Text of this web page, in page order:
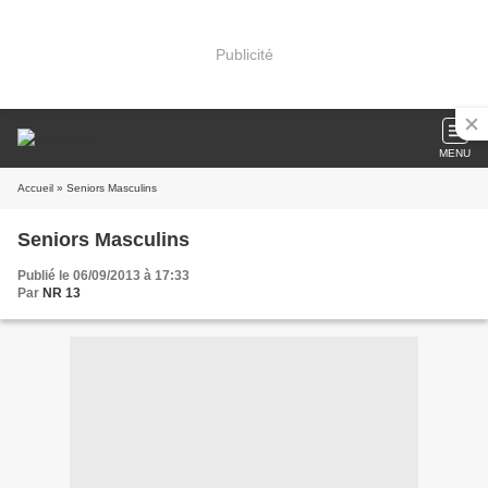
Publicité
MENU
Accueil » Seniors Masculins
Seniors Masculins
Publié le 06/09/2013 à 17:33
Par NR 13